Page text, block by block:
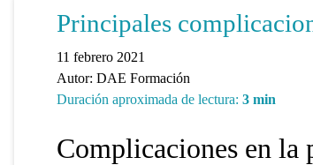
Principales
11 febrero 2021
Autor: DAE Formación
Duración aproximada de lectura: 3 min
Complicaciones en la